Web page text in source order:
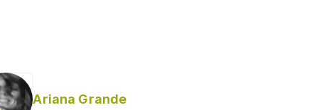
Ariana Grande